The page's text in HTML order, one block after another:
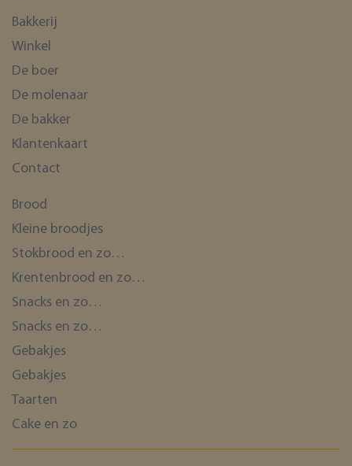
Bakkerij
Winkel
De boer
De molenaar
De bakker
Klantenkaart
Contact
Brood
Kleine broodjes
Stokbrood en zo…
Krentenbrood en zo…
Snacks en zo…
Snacks en zo…
Gebakjes
Gebakjes
Taarten
Cake en zo